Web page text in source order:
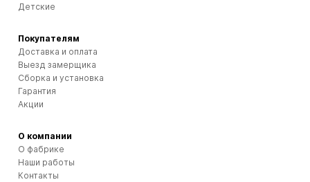
Детские
Покупателям
Доставка и оплата
Выезд замерщика
Сборка и установка
Гарантия
Акции
О компании
О фабрике
Наши работы
Контакты